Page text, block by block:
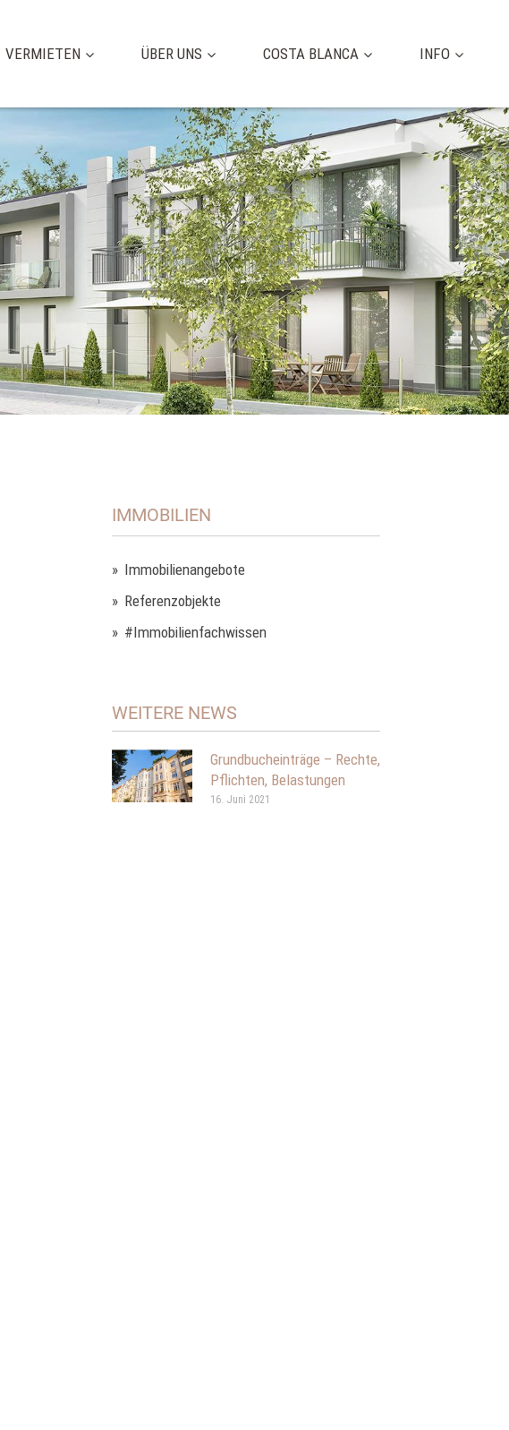
VERMIETEN ÜBER UNS COSTA BLANCA INFO
IMMOBILIEN
Immobilienangebote
Referenzobjekte
#Immobilienfachwissen
WEITERE NEWS
Grundbucheinträge – Rechte,
Pflichten, Belastungen
16. Juni 2021